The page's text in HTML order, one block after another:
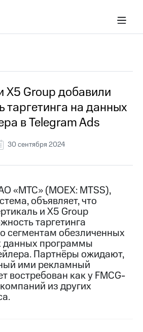
X5 Group добавили
таргетинга на данных
в Telegram Ads
30 сентября 2024
«МТС» (MOEX: MTSS),
объявляет, что
и X5 Group
таргетинга
сегментам обезличенных
данных программы
Партнёры ожидают,
ими рекламный
востребован как у FMCG-
из других